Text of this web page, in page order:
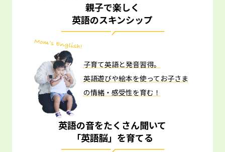
親子で楽しく
英語のスキンシップ
子育て英語と発音習得。
英語遊びや絵本を使ってお子さま
の情緒・感受性を育む！
英語の音をたくさん聞いて
「英語脳」を育てる